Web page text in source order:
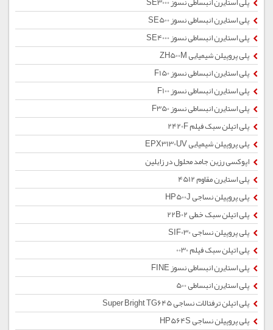
پلی استایرن انبساطی نسوز SE500
پلی استایرن انبساطی نسوز SE4000
پلی پروپیلن شیمیایی ZH500M
پلی استایرن انبساطی نسوز F150
پلی استایرن انبساطی نسوز F100
پلی استایرن انبساطی نسوز F350
پلی اتیلن سبک فیلم 2420F
پلی پروپیلن شیمیایی EPX3130UV
اپوکسی رزین جامد محلول در زایلین
پلی استایرن مقاوم 4512
پلی پروپیلن نساجی HP500J
پلی اتیلن سبک خطی 22B02
پلی پروپیلن نساجی SIF030
پلی اتیلن سبک فیلم 0030
پلی استایرن انبساطی نسوز FINE
پلی استایرن انبساطی 500
پلی اتیلن ترفتالات نساجی Super Bright TG645
پلی پروپیلن نساجی HP564S